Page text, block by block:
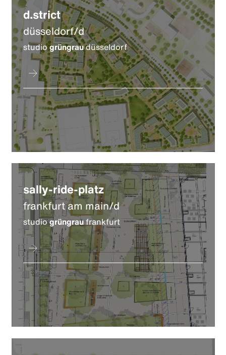
d.strict
düsseldorf/d
studiogrüngraudüsseldorf
sally-ride-platz
frankfurt am main/d
studiogrüngraufrankfurt